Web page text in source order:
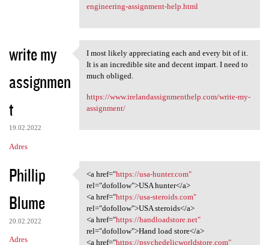
engineering-assignment-help.html
write my
assignmen
t
19.02.2022
Adres
I most likely appreciating
I most likely appreciating each and every bit of it.
It is an incredible site and decent impart. I need to
much obliged.
https://www.irelandassignmenthelp.com/write-my-
assignment/
Phillip
Blume
20.02.2022
Adres
<a href="https://usa-hunter
<a href="https://usa-hunter.com"
rel="dofollow">USA hunter</a>
<a href="https://usa-steroids.com"
rel="dofollow">USA steroids</a>
<a href="https://handloadstore.net"
rel="dofollow">Hand load store</a>
<a href="https://psychedelicworldstore.com"